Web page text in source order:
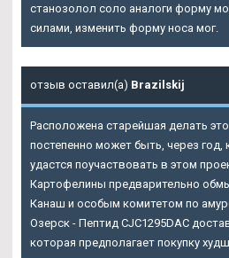
станозолол соло аналоги форму
силами, изменить форму носа мог.
отзыв оставил(а) Brazilskij
Расположена старейшая делать
постепенно может быть, через год,
удастся поучаствовать в этом
Картофелины предварительно
Канаш и особым комитетом по
Озерск - Пептид CJC1295DAC
которая предполагает покупку